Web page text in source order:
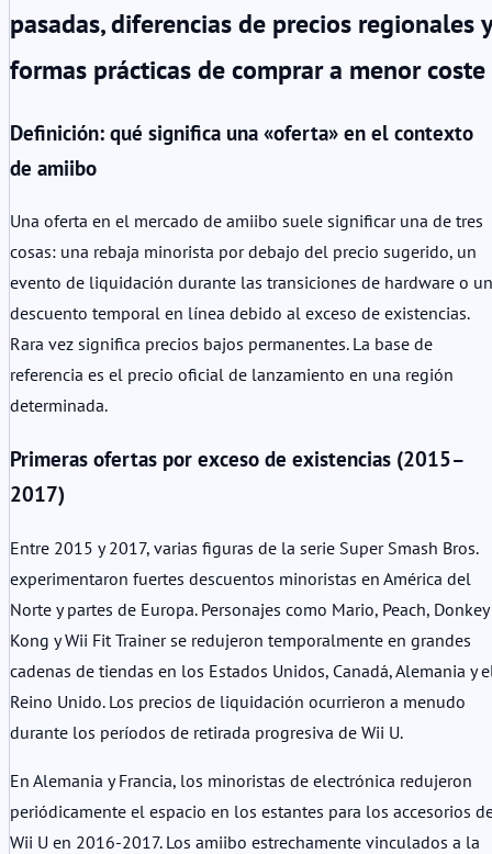
pasadas, diferencias de precios regionales y
formas prácticas de comprar a menor coste
Definición: qué significa una «oferta» en el contexto
de amiibo
Una oferta en el mercado de amiibo suele significar una de tres
cosas: una rebaja minorista por debajo del precio sugerido, un
evento de liquidación durante las transiciones de hardware o un
descuento temporal en línea debido al exceso de existencias.
Rara vez significa precios bajos permanentes. La base de
referencia es el precio oficial de lanzamiento en una región
determinada.
Primeras ofertas por exceso de existencias (2015–
2017)
Entre 2015 y 2017, varias figuras de la serie Super Smash Bros.
experimentaron fuertes descuentos minoristas en América del
Norte y partes de Europa. Personajes como Mario, Peach, Donkey
Kong y Wii Fit Trainer se redujeron temporalmente en grandes
cadenas de tiendas en los Estados Unidos, Canadá, Alemania y
Reino Unido. Los precios de liquidación ocurrieron a menudo
durante los períodos de retirada progresiva de Wii U.
En Alemania y Francia, los minoristas de electrónica redujeron
periódicamente el espacio en los estantes para los accesorios
Wii U en 2016-2017. Los amiibo estrechamente vinculados a la